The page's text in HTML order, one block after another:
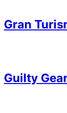
Gran
Guilty